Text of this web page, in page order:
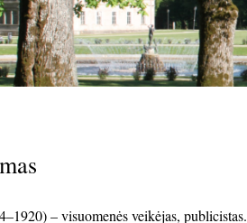
– visuomenės veikėjas, publicistas.